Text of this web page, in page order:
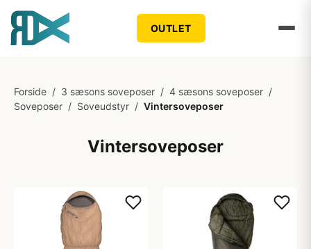
OUTLET
Forside / 3 sæsons soveposer / 4 sæsons soveposer /
Soveposer / Soveudstyr / Vintersoveposer
Vintersoveposer